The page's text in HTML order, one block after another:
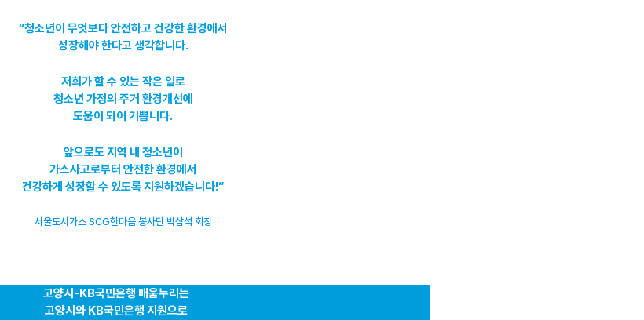
“청소년이 무엇보다 안전하고 건강한 환경에서
성장해야 한다고 생각합니다.
저희가 할 수 있는 작은 일로
청소년 가정의 주거 환경개선에
도움이 되어 기쁩니다.
앞으로도 지역 내 청소년이
가스사고로부터 안전한 환경에서
건강하게 성장할 수 있도록 지원하겠습니다!”
서울도시가스 SCG한마음 봉사단 박삼석 회장
고양시-KB국민은행 배움누리는
고양시와 KB국민은행 지원으로